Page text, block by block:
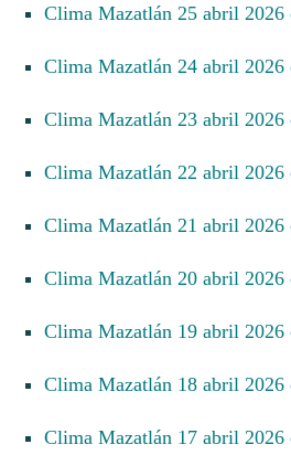
Clima Mazatlán 25 abril
Clima Mazatlán 24 abril
Clima Mazatlán 23 abril
Clima Mazatlán 22 abril
Clima Mazatlán 21 abril
Clima Mazatlán 20 abril
Clima Mazatlán 19 abril
Clima Mazatlán 18 abril
Clima Mazatlán 17 abril